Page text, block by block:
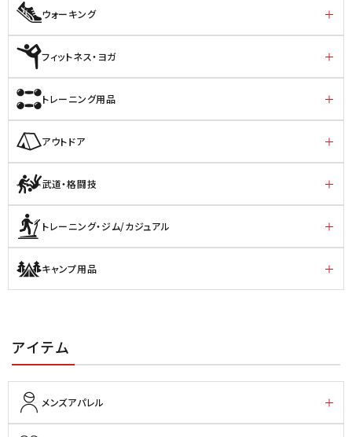
ウォーキング
フィットネス・ヨガ
トレーニング用品
アウトドア
武道・格闘技
トレーニング・ジム/カジュアル
キャンプ用品
アイテム
メンズアパレル